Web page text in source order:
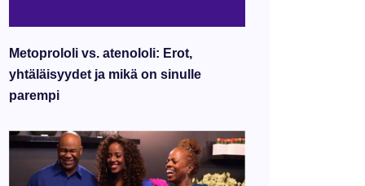
Metoprololi vs. atenololi: Erot,
yhtäläisyydet ja mikä on sinulle
parempi